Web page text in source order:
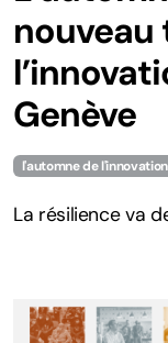
Genève
l'automne de l'innovation
La résilience va
L'expérience du
Digitalisation
Solutions innovantes